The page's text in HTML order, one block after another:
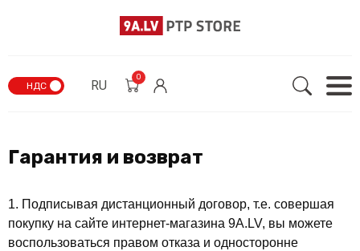
НДС RU
0
Гарантия и возврат
1. Подписывая дистанционный договор, т.е. совершая
покупку на сайте интернет-магазина 9A.LV, вы можете
воспользоваться правом отказа и односторонне